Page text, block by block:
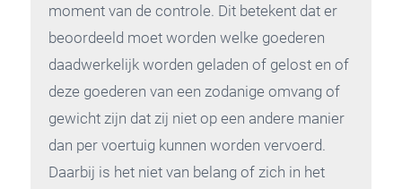
moment van de controle. Dit betekent dat er
beoordeeld moet worden welke goederen
daadwerkelijk worden geladen of gelost en of
deze goederen van een zodanige omvang of
gewicht zijn dat zij niet op een andere manier
dan per voertuig kunnen worden vervoerd.
Daarbij is het niet van belang of zich in het